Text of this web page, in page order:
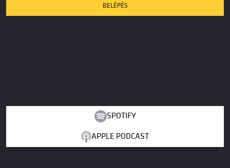
BELÉPÉS
SPOTIFY
APPLE PODCAST